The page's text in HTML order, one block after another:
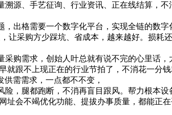
源、手艺征询、行业资讯、正在线结算，不
出格需要一个数字化平台，实现全链的数字
让采购方少踩坑、省成本，越来越好。损耗
购需求，创始人叶总就有说不完的心里话，
跟不上现正在的行业节拍了，不消花一分
需需求，一点都不不变，
，腿都跑断，不消再盲目跟风。帮力根本设
会不竭优化功能、提拔办事质量，都能正